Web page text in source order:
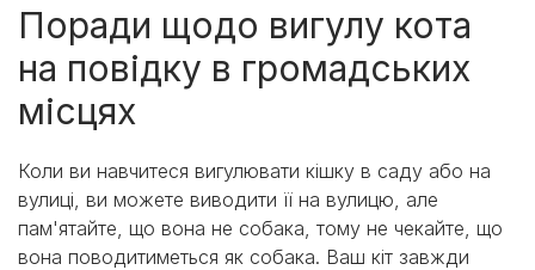
Поради щодо вигулу кота
на повідку в громадських
місцях
Коли ви навчитеся вигулювати кішку в саду або на
вулиці, ви можете виводити її на вулицю, але
пам'ятайте, що вона не собака, тому не чекайте, що
вона поводитиметься як собака. Ваш кіт завжди